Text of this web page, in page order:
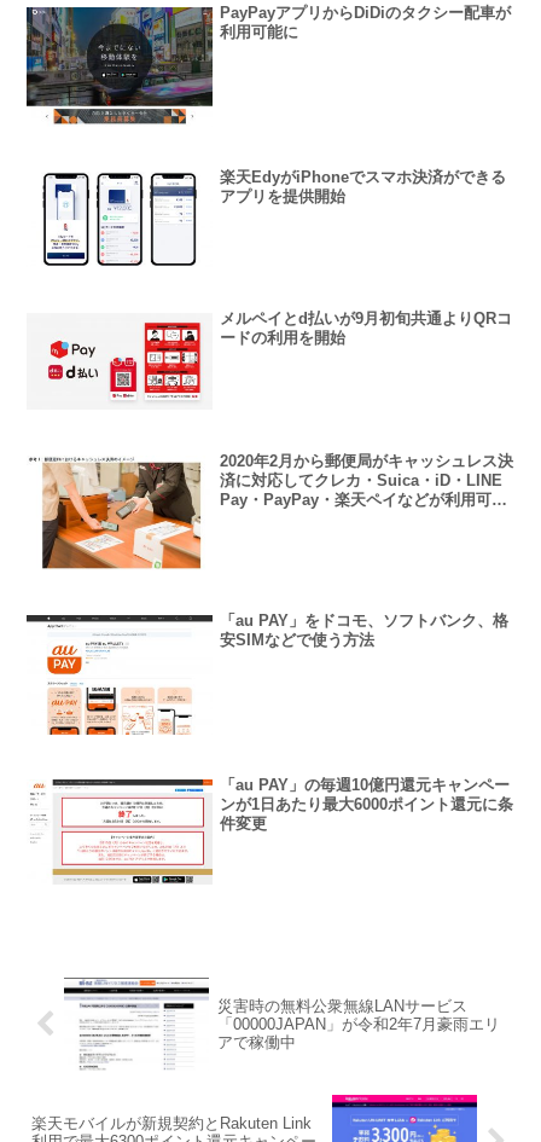
PayPayアプリからDiDiのタクシー配車が
利用可能に
楽天EdyがiPhoneでスマホ決済ができる
アプリを提供開始
メルペイとd払いが9月初旬共通よりQRコ
ードの利用を開始
2020年2月から郵便局がキャッシュレス決
済に対応してクレカ・Suica・iD・LINE
Pay・PayPay・楽天ペイなどが利用可能
「au PAY」をドコモ、ソフトバンク、格
安SIMなどで使う方法
「au PAY」の毎週10億円還元キャンペー
ンが1日あたり最大6000ポイント還元に条
件変更
災害時の無料公衆無線LANサービス
「00000JAPAN」が令和2年7月豪雨エリ
アで稼働中
楽天モバイルが新規契約とRakuten Link